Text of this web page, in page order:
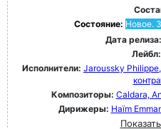
Состояние: Новое.
Дата релиза:
Лейбл:
Исполнители: Jaroussky
Композиторы: Caldara,
Дирижеры: Haïm